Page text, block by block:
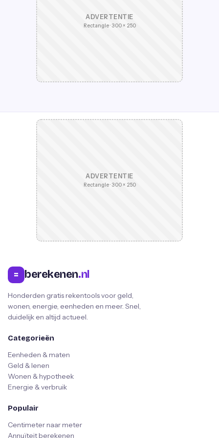
ADVERTENTIE
Rectangle · 300 × 250
ADVERTENTIE
Rectangle · 300 × 250
= berekenen.nl
Honderden gratis rekentools voor geld,
wonen, energie, eenheden en meer. Snel,
duidelijk en altijd actueel.
Categorieën
Eenheden & maten
Geld & lenen
Wonen & hypotheek
Energie & verbruik
Populair
Centimeter naar meter
Annuïteit berekenen